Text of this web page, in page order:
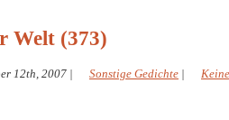
Welt (373)
12th, 2007 | Sonstige Gedichte |